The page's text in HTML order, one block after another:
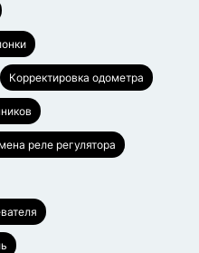
Корректировка одометра
реле регулятора